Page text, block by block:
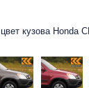
кузова Honda